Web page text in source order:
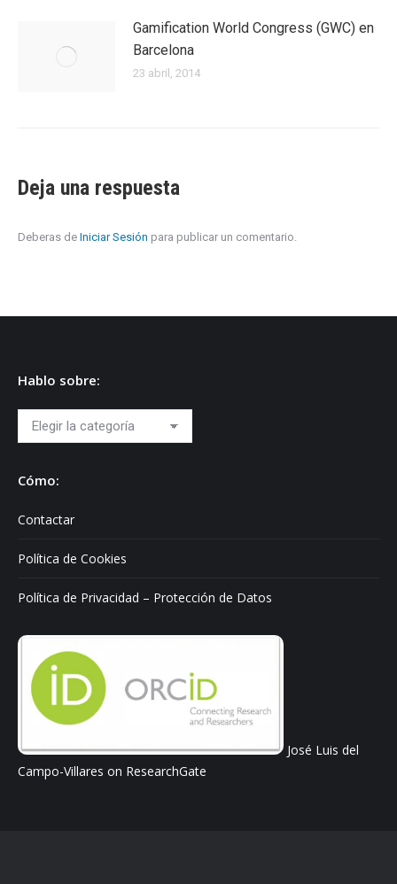
Gamification World Congress (GWC) en
Barcelona
23 abril, 2014
Deja una respuesta
Deberas de Iniciar Sesión para publicar un comentario.
Hablo sobre:
Hablo
sobre:
Cómo:
Contactar
Política de Cookies
Política de Privacidad – Protección de Datos
José Luis del
Campo-Villares on ResearchGate